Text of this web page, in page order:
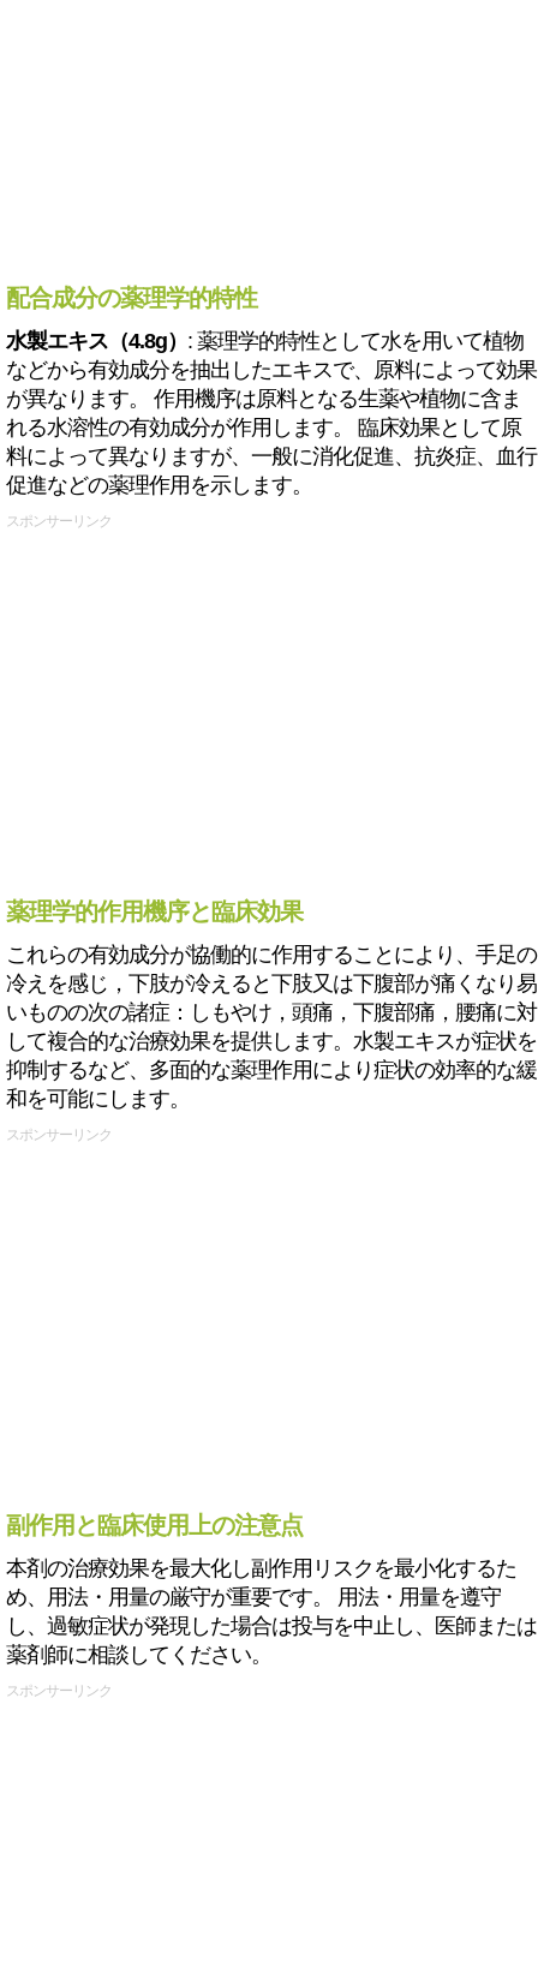
配合成分の薬理学的特性
水製エキス（4.8g） : 薬理学的特性として水を用いて植物
などから有効成分を抽出したエキスで、原料によって効果
が異なります。 作用機序は原料となる生薬や植物に含ま
れる水溶性の有効成分が作用します。 臨床効果として原
料によって異なりますが、一般に消化促進、抗炎症、血行
促進などの薬理作用を示します。
スポンサーリンク
薬理学的作用機序と臨床効果
これらの有効成分が協働的に作用することにより、手足の
冷えを感じ，下肢が冷えると下肢又は下腹部が痛くなり易
いものの次の諸症：しもやけ，頭痛，下腹部痛，腰痛に対
して複合的な治療効果を提供します。水製エキスが症状を
抑制するなど、多面的な薬理作用により症状の効率的な緩
和を可能にします。
スポンサーリンク
副作用と臨床使用上の注意点
本剤の治療効果を最大化し副作用リスクを最小化するた
め、用法・用量の厳守が重要です。 用法・用量を遵守
し、過敏症状が発現した場合は投与を中止し、医師または
薬剤師に相談してください。
スポンサーリンク